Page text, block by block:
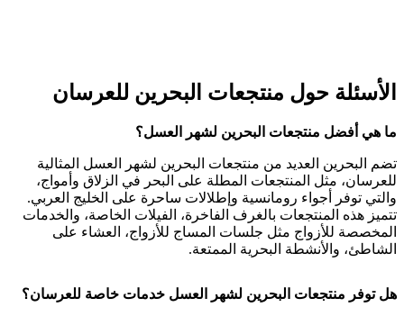
الأسئلة حول منتجعات البحرين للعرسان
ما هي أفضل منتجعات البحرين لشهر العسل؟
تضم البحرين العديد من منتجعات البحرين لشهر العسل المثالية
للعرسان، مثل المنتجعات المطلة على البحر في الزلاق وأمواج،
والتي توفر أجواء رومانسية وإطلالات ساحرة على الخليج العربي.
تتميز هذه المنتجعات بالغرف الفاخرة، الفيلات الخاصة، والخدمات
المخصصة للأزواج مثل جلسات المساج للأزواج، العشاء على
الشاطئ، والأنشطة البحرية الممتعة.
هل توفر منتجعات البحرين لشهر العسل خدمات خاصة للعرسان؟